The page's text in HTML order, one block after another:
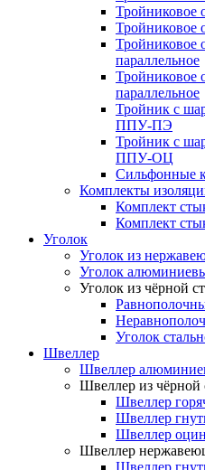
Тройниковое
Тройниковое
параллельное
параллельное
Тройник с
ППУ-ПЭ
Тройник с
ППУ-ОЦ
Сильфонные
Комплекты
Комплект
Комплект
Уголок
Уголок из
Уголок
Уголок из чёрной
Уголок
Швеллер
Швеллер
Швеллер из чёрной
Швеллер
Швеллер
Швеллер
Швеллер
Швеллер